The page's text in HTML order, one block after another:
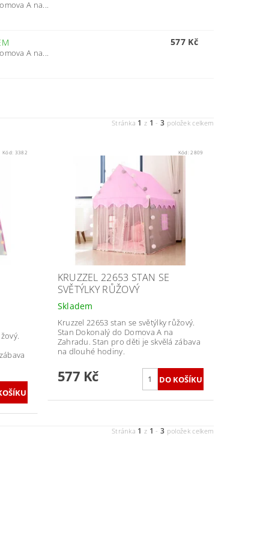
A na...
A na...
577 Kč
Stránka 1 z 1 -3 položek celkem
Kód: 3382 Kód:2809
KRUZZEL 22653 STAN SE
SVĚTÝLKY RŮŽOVÝ
Skladem
Kruzzel 22653 stan se světýlky růžový.
Stan Dokonalý do Domova A na
Zahradu. Stan pro děti je skvělá zábava
na dlouhé hodiny.
577 Kč
Stránka 1 z 1 -3 položek celkem